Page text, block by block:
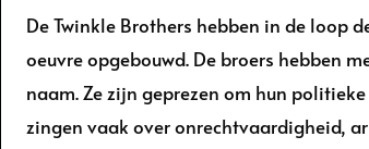
De Twinkle Brothers hebben in de loop
oeuvre opgebouwd. De broers hebben
naam. Ze zijn geprezen om hun
zingen vaak over onrechtvaardigheid,